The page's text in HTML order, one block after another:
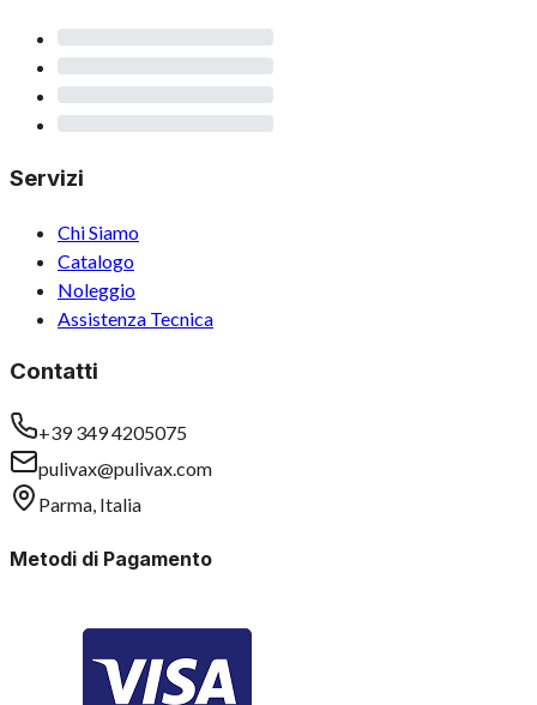
Servizi
Chi Siamo
Catalogo
Noleggio
Assistenza Tecnica
Contatti
+39 349 4205075
pulivax@pulivax.com
Parma, Italia
Metodi di Pagamento